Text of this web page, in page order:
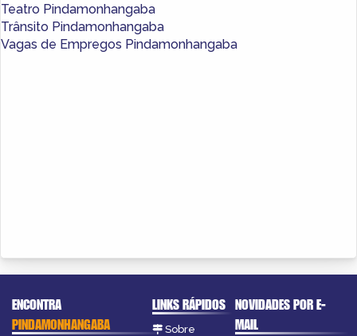
Teatro Pindamonhangaba
Trânsito Pindamonhangaba
Vagas de Empregos Pindamonhangaba
ENCONTRA
PINDAMONHANGABA
LINKS RÁPIDOS
Sobre
NOVIDADES POR E-
MAIL